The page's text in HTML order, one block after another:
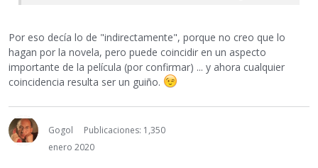
Por eso decía lo de "indirectamente", porque no creo que lo
hagan por la novela, pero puede coincidir en un aspecto
importante de la película (por confirmar) ... y ahora cualquier
coincidencia resulta ser un guiño.
Gogol
Publicaciones: 1,350
enero 2020